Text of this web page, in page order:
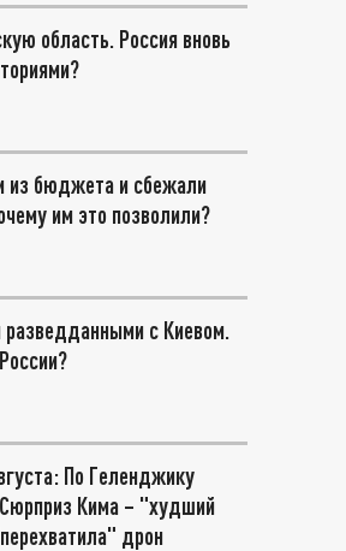
область. Россия вновь
из бюджета и сбежали
им это позволили?
с Киевом.
По Геленджику
Кима – "худший
дрон